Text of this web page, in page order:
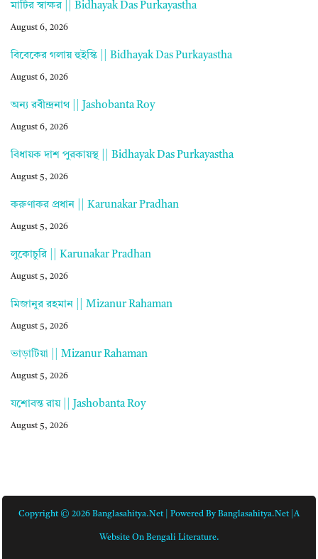
মাটির স্বাক্ষর || Bidhayak Das Purkayastha
August 6, 2026
বিবেকের গলায় হুইস্কি || Bidhayak Das Purkayastha
August 6, 2026
অন্য রবীন্দ্রনাথ || Jashobanta Roy
August 6, 2026
বিধায়ক দাশ পুরকায়স্থ || Bidhayak Das Purkayastha
August 5, 2026
করুণাকর প্রধান || Karunakar Pradhan
August 5, 2026
লুকোচুরি || Karunakar Pradhan
August 5, 2026
মিজানুর রহমান || Mizanur Rahaman
August 5, 2026
ভাড়াটিয়া || Mizanur Rahaman
August 5, 2026
যশোবন্ত রায় || Jashobanta Roy
August 5, 2026
Copyright © 2026 Banglasahitya.net | Powered By Banglasahitya.net |A
Website On Bengali Literature.